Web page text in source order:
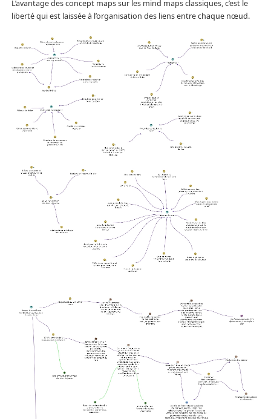
L’avantage des concept maps sur les mind maps classiques, c’est le
liberté qui est laissée à l’organisation des liens entre chaque nœud.